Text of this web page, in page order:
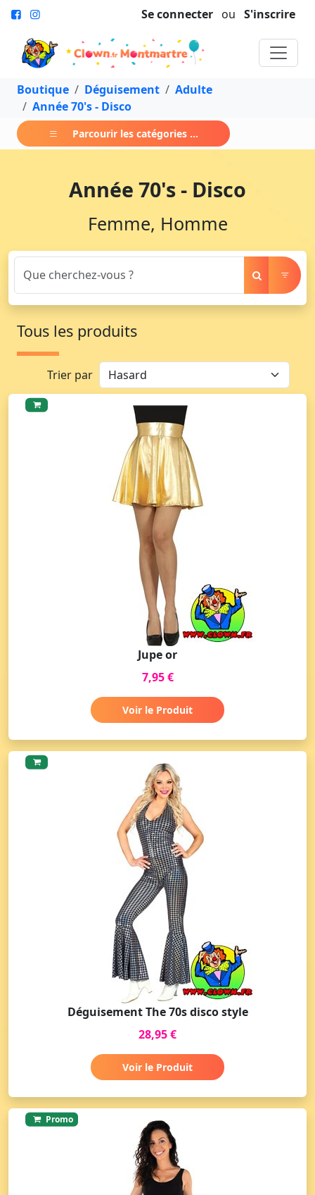
Se connecter ou S'inscrire
Boutique Déguisement
Adulte
Année 70's - Disco
Parcourir les catégories ...
Année 70's - Disco
Femme, Homme
Tous les produits
Trier par
Jupe or
7,95 €
Voir le Produit
Déguisement The 70s disco style
28,95 €
Voir le Produit
Promo